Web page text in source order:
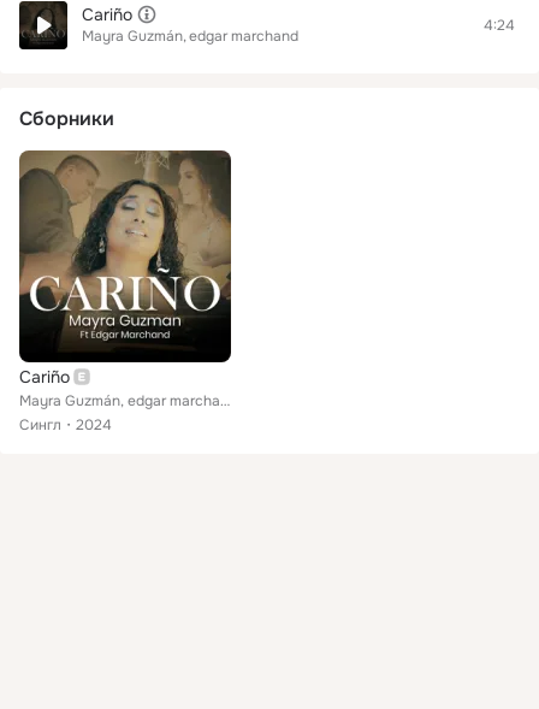
Cariño
Mayra Guzmán edgar marchand
4:24
Сборники
Cariño
Mayra Guzmán, edgar marchand
Сингл
2024